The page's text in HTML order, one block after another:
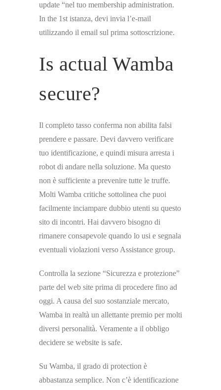
update “nel tuo membership administration.
In the 1st istanza, devi invia l’e-mail
utilizzando il email sul prima sottoscrizione.
Is actual Wamba
secure?
Il completo tasso conferma non abilita falsi
prendere e passare. Devi davvero verificare
tuo identificazione, e quindi misura arresta i
robot di andare nella soluzione. Ma questo
non è sufficiente a prevenire tutte le truffe.
Molti Wamba critiche sottolinea che puoi
facilmente inciampare dubbio utenti su questo
sito di incontri. Hai davvero bisogno di
rimanere consapevole quando lo usi e segnala
eventuali violazioni verso Assistance group.
Controlla la sezione “Sicurezza e protezione”
parte del web site prima di procedere fino ad
oggi. A causa del suo sostanziale mercato,
Wamba in realtà un allettante premio per molti
diversi personalità. Veramente a il obbligo
decidere se website is safe.
Su Wamba, il grado di protection è
abbastanza semplice. Non c’è identificazione